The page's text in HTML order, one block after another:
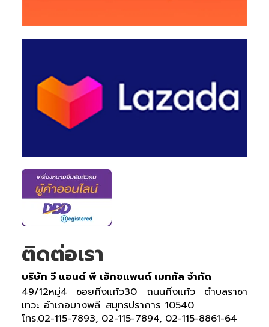
ติดต่อเรา
บริษัท วี แอนด์ พี เอ็กซแพนด์ เมททัล จำกัด
49/12หมู่4 ซอยกิ่งแก้ว30 ถนนกิ่งแก้ว ตำบลราชา
เทวะ อำเภอบางพลี สมุทรปราการ 10540
โทร.02-115-7893, 02-115-7894, 02-115-8861-64